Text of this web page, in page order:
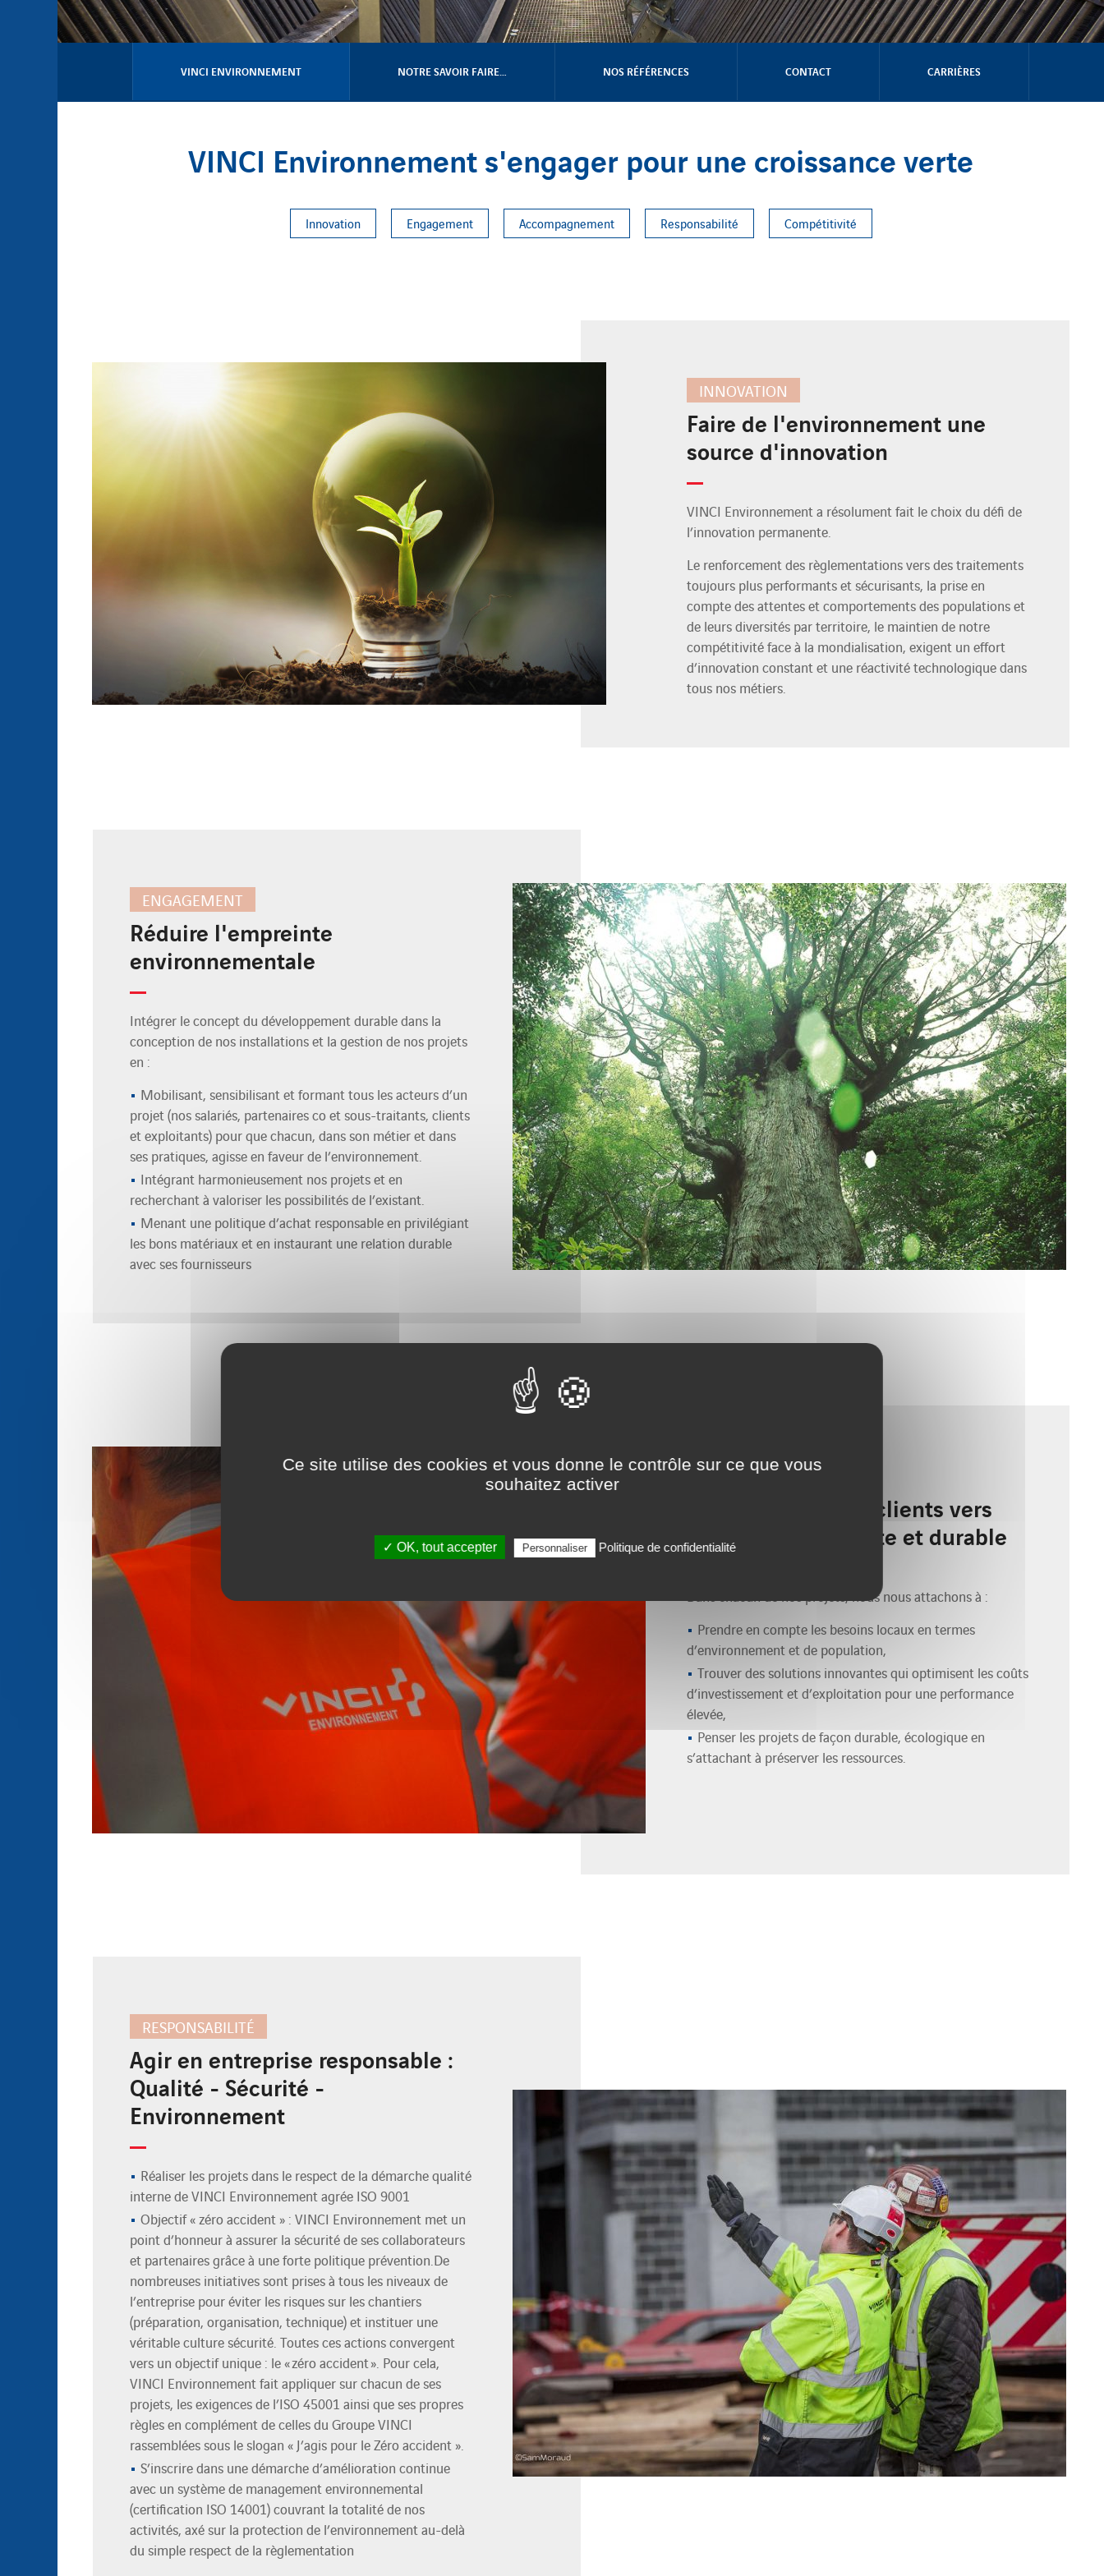
VINCI ENVIRONNEMENT NOTRE SAVOIR FAIRE… NOS RÉFÉRENCES CONTACT CARRIÈRES
VINCI Environnement s'engager pour une croissance verte
Innovation Engagement Accompagnement Responsabilité Compétitivité
INNOVATION
Faire de l'environnement une
source d'innovation
VINCI Environnement a résolument fait le choix du défi de
l’innovation permanente.
Le renforcement des règlementations vers des traitements
toujours plus performants et sécurisants, la prise en
compte des attentes et comportements des populations et
de leurs diversités par territoire, le maintien de notre
compétitivité face à la mondialisation, exigent un effort
d’innovation constant et une réactivité technologique dans
tous nos métiers.
ENGAGEMENT
Réduire l'empreinte
environnementale
Intégrer le concept du développement durable dans la
conception de nos installations et la gestion de nos projets
en :
Mobilisant, sensibilisant et formant tous les acteurs d’un
projet (nos salariés, partenaires co et sous-traitants, clients
et exploitants) pour que chacun, dans son métier et dans
ses pratiques, agisse en faveur de l’environnement.
Intégrant harmonieusement nos projets et en
recherchant à valoriser les possibilités de l’existant.
Menant une politique d’achat responsable en privilégiant
les bons matériaux et en instaurant une relation durable
avec ses fournisseurs
ACCOMPAGNEMENT
Accompagner nos clients vers
une croissance verte et durable
Dans chacun de nos projets, nous nous attachons à :
Prendre en compte les besoins locaux en termes
d’environnement et de population,
Trouver des solutions innovantes qui optimisent les coûts
d’investissement et d’exploitation pour une performance
élevée,
Penser les projets de façon durable, écologique en
s’attachant à préserver les ressources.
RESPONSABILITÉ
Agir en entreprise responsable :
Qualité - Sécurité -
Environnement
Réaliser les projets dans le respect de la démarche qualité
interne de VINCI Environnement agrée ISO 9001
Objectif « zéro accident » : VINCI Environnement met un
point d’honneur à assurer la sécurité de ses collaborateurs
et partenaires grâce à une forte politique prévention.De
nombreuses initiatives sont prises à tous les niveaux de
l’entreprise pour éviter les risques sur les chantiers
(préparation, organisation, technique) et instituer une
véritable culture sécurité. Toutes ces actions convergent
vers un objectif unique : le « zéro accident ». Pour cela,
VINCI Environnement fait appliquer sur chacun de ses
projets, les exigences de l’ISO 45001 ainsi que ses propres
règles en complément de celles du Groupe VINCI
rassemblées sous le slogan « J’agis pour le Zéro accident ».
S’inscrire dans une démarche d’amélioration continue
avec un système de management environnemental
(certification ISO 14001) couvrant la totalité de nos
activités, axé sur la protection de l’environnement au-delà
du simple respect de la règlementation
Ce site utilise des cookies et vous donne le contrôle sur ce que vous
souhaitez activer
✓ OK, tout accepter Personnaliser Politique de confidentialité